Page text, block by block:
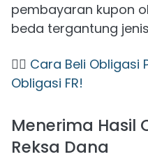
pembayaran kupon
beda tergantung
👉🏻 Cara Beli Obligasi
Obligasi FR!
Menerima Hasil
Reksa Dana